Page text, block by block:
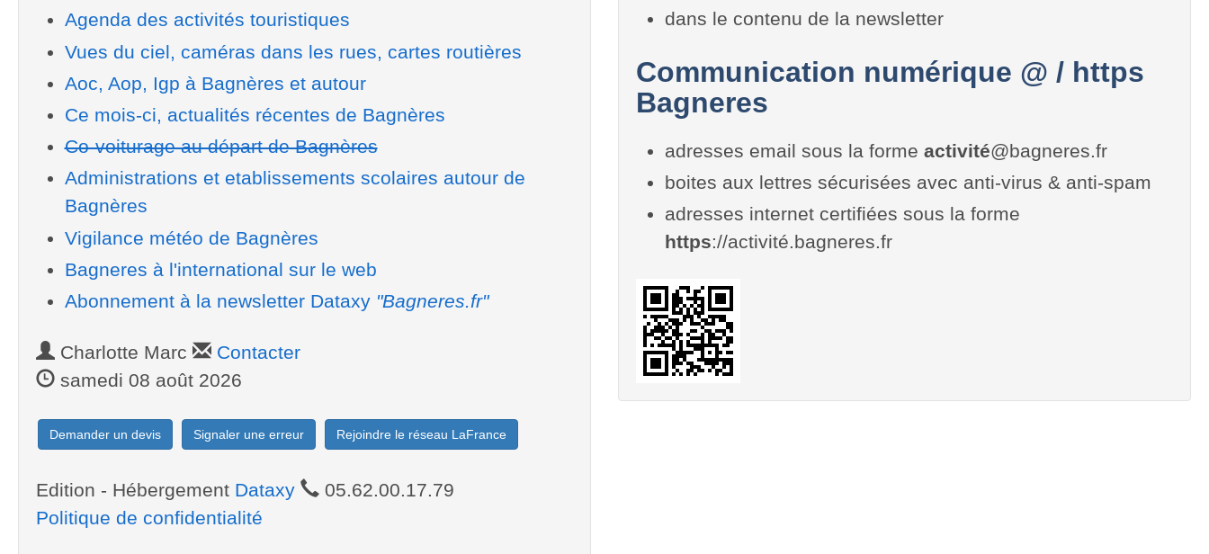
Agenda des activités touristiques
Vues du ciel, caméras dans les rues, cartes routières
Aoc, Aop, Igp à Bagnères et autour
Ce mois-ci, actualités récentes de Bagnères
Co-voiturage au départ de Bagnères
Administrations et etablissements scolaires autour de
Bagnères
Vigilance météo de Bagnères
Bagneres à l'international sur le web
Abonnement à la newsletter Dataxy "Bagneres.fr"
Charlotte Marc
Contacter
samedi 08 août 2026
Demander un devis Signaler une erreur Rejoindre le réseau LaFrance
Edition - Hébergement Dataxy
05.62.00.17.79
Politique de confidentialité
dans le contenu de la newsletter
Communication numérique @ / https
Bagneres
adresses email sous la forme activité@bagneres.fr
boites aux lettres sécurisées avec anti-virus & anti-spam
adresses internet certifiées sous la forme
https://activité.bagneres.fr